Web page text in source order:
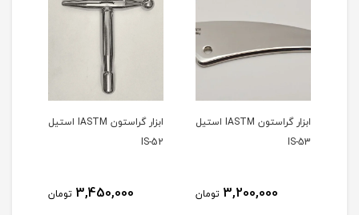
ابزار گراستون IASTM استیل
IS-53
3,200,000 تومان
ابزار گراستون IASTM استیل
IS-52
3,450,000 تومان